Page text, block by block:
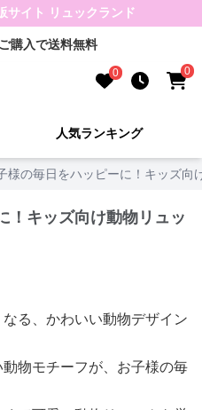
サイト リュックランド
購入で送料無料
0 0
人気ランキング
様の毎日をハッピーに！キッズ向
！キッズ向け動物リュッ
る、かわいい動物デザイン
物モチーフが、お子様の毎